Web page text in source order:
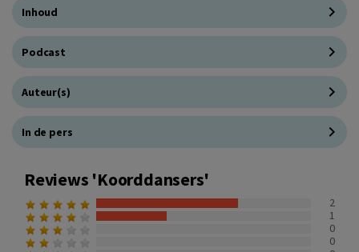
Inhoud
Podcast
Auteur(s)
In de pers
Reviews 'Koorddansers'
2
1
0
0